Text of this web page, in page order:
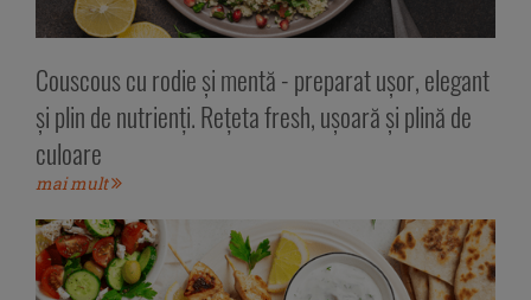
Couscous cu rodie și mentă - preparat ușor, elegant
și plin de nutrienți. Rețeta fresh, ușoară și plină de
culoare
mai mult